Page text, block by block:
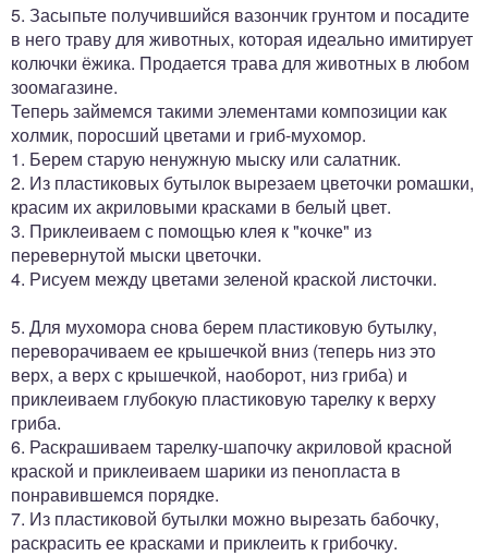
5. Засыпьте получившийся вазончик грунтом и посадите
в него траву для животных, которая идеально имитирует
колючки ёжика. Продается трава для животных в любом
зоомагазине.
Теперь займемся такими элементами композиции как
холмик, поросший цветами и гриб-мухомор.
1. Берем старую ненужную мыску или салатник.
2. Из пластиковых бутылок вырезаем цветочки ромашки,
красим их акриловыми красками в белый цвет.
3. Приклеиваем с помощью клея к "кочке" из
перевернутой мыски цветочки.
4. Рисуем между цветами зеленой краской листочки.
5. Для мухомора снова берем пластиковую бутылку,
переворачиваем ее крышечкой вниз (теперь низ это
верх, а верх с крышечкой, наоборот, низ гриба) и
приклеиваем глубокую пластиковую тарелку к верху
гриба.
6. Раскрашиваем тарелку-шапочку акриловой красной
краской и приклеиваем шарики из пенопласта в
понравившемся порядке.
7. Из пластиковой бутылки можно вырезать бабочку,
раскрасить ее красками и приклеить к грибочку.